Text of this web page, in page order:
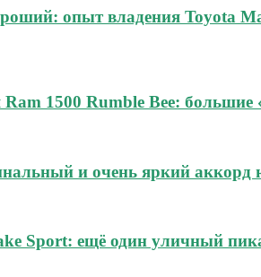
опыт владения Toyota
Ram 1500 Rumble Bee:
и очень яркий
Sport: ещё один уличный